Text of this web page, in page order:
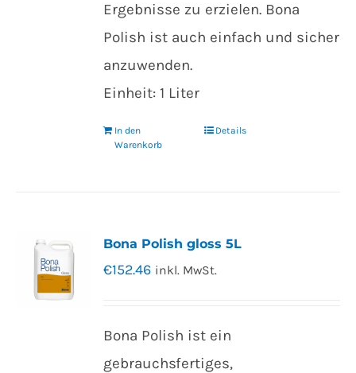
Ergebnisse zu erzielen. Bona
Polish ist auch einfach und sicher
anzuwenden.
Einheit: 1 Liter
In den
Warenkorb
Details
Bona Polish gloss 5L
€152.46 inkl. MwSt.
Bona Polish ist ein
gebrauchsfertiges,